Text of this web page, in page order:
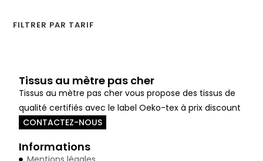
FILTRER PAR TARIF
Tissus au mètre pas cher
Tissus au mètre pas cher vous propose des tissus de
qualité certifiés avec le label Oeko-tex à prix discount
CONTACTEZ-NOUS
Informations